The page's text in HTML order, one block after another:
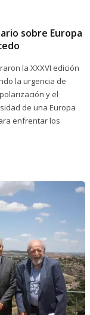
sobre Europa
la XXXVI edición
la urgencia de
y el
de una Europa
enfrentar los